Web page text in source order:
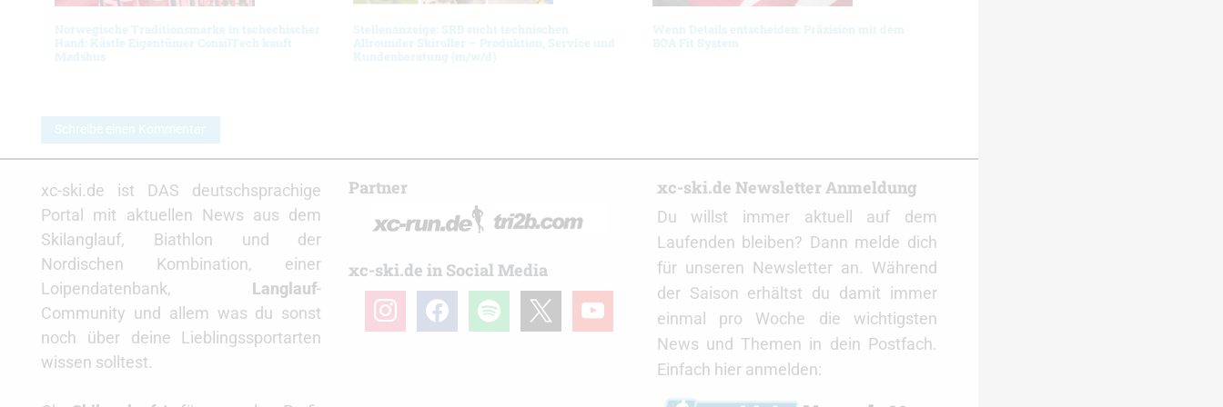
Norwegische Traditionsmarke in tschechischer
Hand: Kästle Eigentümer ConsilTech kauft
Madshus
Stellenanzeige: SRB sucht technischen
Allrounder Skiroller – Produktion, Service und
Kundenberatung (m/w/d)
Wenn Details entscheiden: Präzision mit dem
BOA Fit System
Schreibe einen Kommentar
xc-ski.de ist DAS deutschsprachige
Portal mit aktuellen News aus dem
Skilanglauf, Biathlon und der
Nordischen Kombination, einer
Loipendatenbank, Langlauf-
Community und allem was du sonst
noch über deine Lieblingssportarten
wissen solltest.
Partner
xc-ski.de in Social Media
instagramfacebookspotify youtube
xc-ski.de Newsletter Anmeldung
Du willst immer aktuell auf dem
Laufenden bleiben? Dann melde dich
für unseren Newsletter an. Während
der Saison erhältst du damit immer
einmal pro Woche die wichtigsten
News und Themen in dein Postfach.
Einfach hier anmelden: